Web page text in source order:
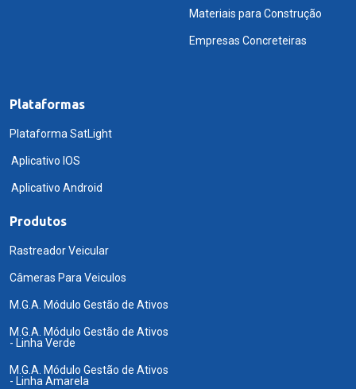
Materiais para Construção
Empresas Concreteiras
Plataformas
Plataforma SatLight
Aplicativo IOS
Aplicativo Android
Produtos
Rastreador Veicular
Câmeras Para Veiculos
M.G.A. Módulo Gestão de Ativos
M.G.A. Módulo Gestão de Ativos
- Linha Verde
M.G.A. Módulo Gestão de Ativos
- Linha Amarela